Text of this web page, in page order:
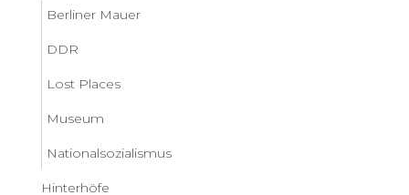
Berliner Mauer
DDR
Lost Places
Museum
Nationalsozialismus
Hinterhöfe